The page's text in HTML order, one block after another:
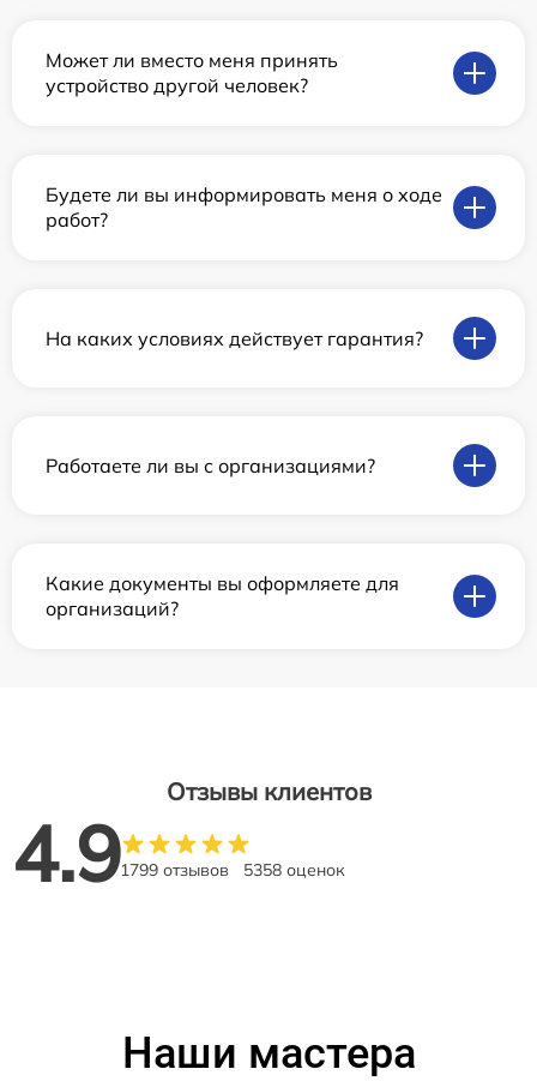
Может ли вместо меня принять
устройство другой человек?
Будете ли вы информировать меня о ходе
работ?
На каких условиях действует гарантия?
Работаете ли вы с организациями?
Какие документы вы оформляете для
организаций?
Отзывы клиентов
4.91799 отзывов 5358 оценок
Наши мастера